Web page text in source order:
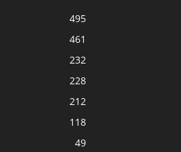
495
461
232
228
212
118
49